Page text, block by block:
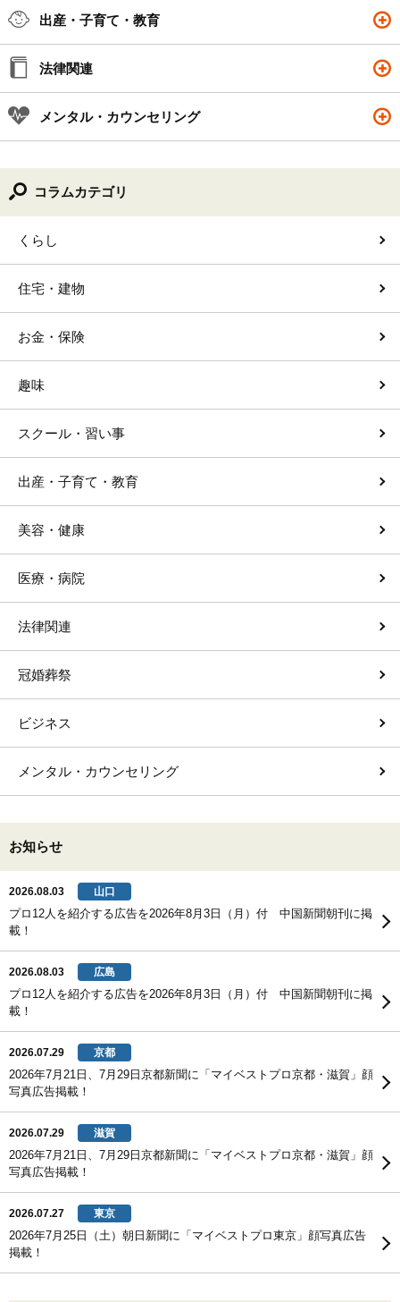
出産・子育て・教育
法律関連
メンタル・カウンセリング
コラムカテゴリ
くらし
住宅・建物
お金・保険
趣味
スクール・習い事
出産・子育て・教育
美容・健康
医療・病院
法律関連
冠婚葬祭
ビジネス
メンタル・カウンセリング
お知らせ
2026.08.03 山口
プロ12人を紹介する広告を2026年8月3日（月）付 中国新聞朝刊に掲
載！
2026.08.03 広島
プロ12人を紹介する広告を2026年8月3日（月）付 中国新聞朝刊に掲
載！
2026.07.29 京都
2026年7月21日、7月29日京都新聞に「マイベストプロ京都・滋賀」顔
写真広告掲載！
2026.07.29 滋賀
2026年7月21日、7月29日京都新聞に「マイベストプロ京都・滋賀」顔
写真広告掲載！
2026.07.27 東京
2026年7月25日（土）朝日新聞に「マイベストプロ東京」顔写真広告
掲載！